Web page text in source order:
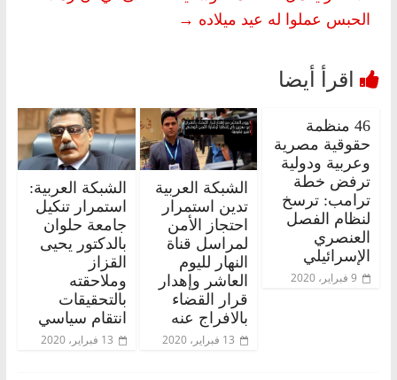
الحبس عملوا له عيد ميلاده →
46 منظمة
حقوقية مصرية
وعربية ودولية
ترفض خطة
ترامب: ترسخ
لنظام الفصل
العنصري
الإسرائيلي
9 فبراير، 2020
الشبكة العربية
تدين استمرار
احتجاز الأمن
لمراسل قناة
النهار لليوم
العاشر وإهدار
قرار القضاء
بالافراج عنه
13 فبراير، 2020
الشبكة العربية:
استمرار تنكيل
جامعة حلوان
بالدكتور يحيى
القزاز
وملاحقته
بالتحقيقات
انتقام سياسي
13 فبراير، 2020